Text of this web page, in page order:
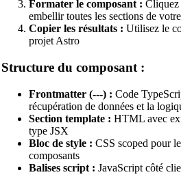
Java Code Beautifier
PHP Beautifier
Swift Code Beautifier
Dart Code Beautifier
INI Beautifier
CSV Beautifier
Redis Command Beautifier
Formater le composant :
embellir toutes les sections de
Copier les résultats : Utilisez le
projet Astro
Structure du composant :
Frontmatter (---) : Code
récupération de données et la
Section template : HTML avec
type JSX
Bloc de style : CSS scoped pour
composants
Balises script : JavaScript côté